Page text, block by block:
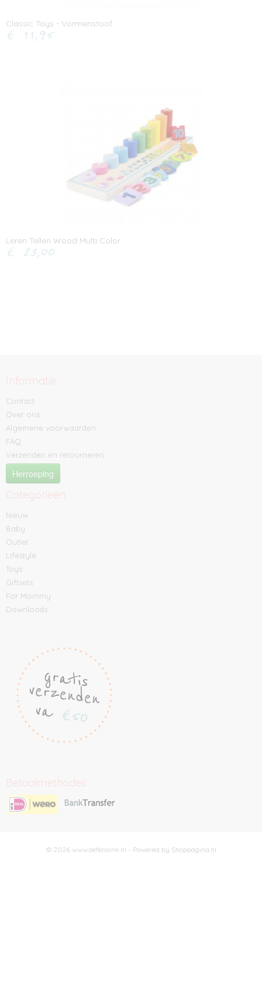
Classic Toys - Vormenstoof
€ 11,95
Leren Tellen Wood Multi Color
€ 23,00
Informatie
Contact
Over ons
Algemene voorwaarden
FAQ
Verzenden en retourneren
Herroeping
Categorieën
Nieuw
Baby
Outlet
Lifestyle
Toys
Giftsets
For Mommy
Downloads
Betaalmethodes
© 2026 www.oefenoink.nl - Powered by Shoppagina.nl